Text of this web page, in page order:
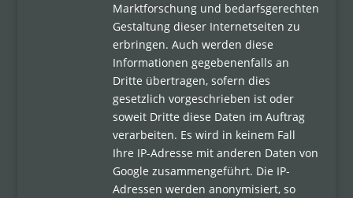
Marktforschung und bedarfsgerechten
Gestaltung dieser Internetseiten zu
erbringen. Auch werden diese
Informationen gegebenenfalls an
Dritte übertragen, sofern dies
gesetzlich vorgeschrieben ist oder
soweit Dritte diese Daten im Auftrag
verarbeiten. Es wird in keinem Fall
Ihre IP-Adresse mit anderen Daten von
Google zusammengeführt. Die IP-
Adressen werden anonymisiert, so